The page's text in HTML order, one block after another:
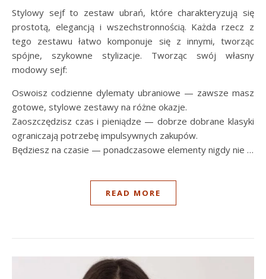
Stylowy sejf to zestaw ubrań, które charakteryzują się
prostotą, elegancją i wszechstronnością. Każda rzecz z
tego zestawu łatwo komponuje się z innymi, tworząc
spójne, szykowne stylizacje. Tworząc swój własny
modowy sejf:
Oswoisz codzienne dylematy ubraniowe — zawsze masz
gotowe, stylowe zestawy na różne okazje.
Zaoszczędzisz czas i pieniądze — dobrze dobrane klasyki
ograniczają potrzebę impulsywnych zakupów.
Będziesz na czasie — ponadczasowe elementy nigdy nie …
READ MORE